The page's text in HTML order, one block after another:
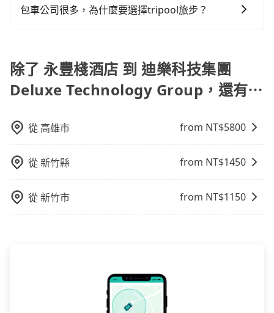
但實際使用時還是有其區域的限制，實際可停靠的地點
性和服務質量無法保障，需要自行承擔風險，遇到狀況
遇塞車、停紅燈時等低速行駛時還需額外加價不同，旅
包車公司很多，為什麼要選擇tripool旅步？
旅途安全無憂，我們的司機都是專業且可靠的職業駕
駛。關於價格，旅步官網可一鍵即時查價，所示價格絕
無隱藏費用，且還提供優於其他業者更彈性的取消政
往市區還是郊區，我們都可以為您提供最佳的旅遊體
驗。所以，如果您正在尋找一家可靠的包車公司，
tripool旅步絕對是您值得信任的不二選擇！
除了 永豐棧酒店 到 迪樂科技集團
Deluxe Technology Group，還有⋯
從 高雄市 from NT$5800
從新竹縣 from NT$1450
從新竹市 from NT$1150